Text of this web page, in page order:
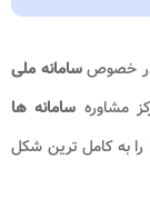
در خصوصسامانه ملی
مشاوره سامانه ها
به کامل ترین شکل